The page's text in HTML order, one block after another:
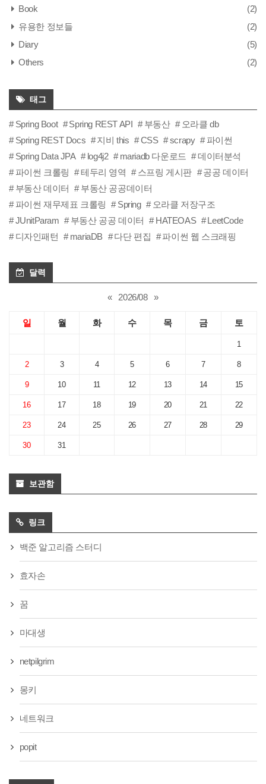
Book
(2)
유용한 정보들
(2)
Diary
(5)
Others
(2)
태그
Spring Boot Spring REST API 부동산
오라클 db
Spring REST Docs
지비 this CSS scrapy
파이썬
Spring Data JPA
log4j2 mariadb 다운로드
데이터분석
파이썬 크롤링
테두리 영역 스프링 게시판
공공 데이터
부동산 데이터
부동산 공공데이터
파이썬 재무제표 크롤링
Spring
오라클 저장구조
JUnitParam
부동산 공공 데이터 HATEOAS
LeetCode
디자인패턴
mariaDB 다단 편집 파이썬 웹 스크래핑
달력
« 2026/08 »
일 월 화 수 목 금 토
1
2 3 4 5 6 7 8
9 10 11 12 13 14 15
16 17 18 19 20 21 22
23 24 25 26 27 28 29
30 31
보관함
링크
백준 알고리즘 스터디
효자손
꿈
마대생
netpilgrim
몽키
네트워크
popit